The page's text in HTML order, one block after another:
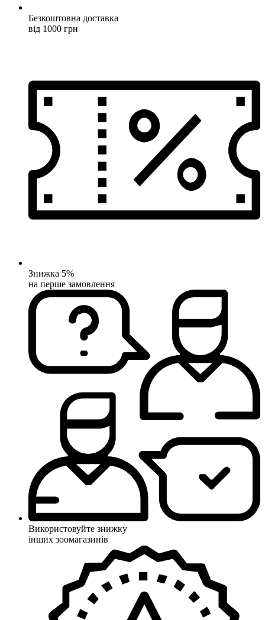
Безкоштовна доставка
від 1000 грн
Знижка 5%
на перше замовлення
Використовуйте знижку
інших зоомагазинів